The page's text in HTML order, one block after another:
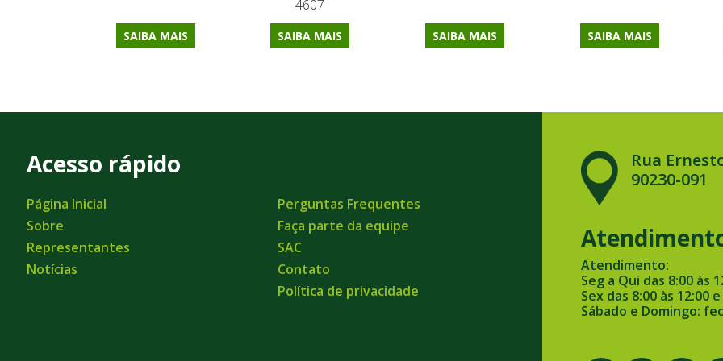
SAIBA MAIS
4607
SAIBA MAIS SAIBA MAIS SAIBA MAIS
Acesso rápido
Página Inicial
Sobre
Representantes
Notícias
Perguntas Frequentes
Faça parte da equipe
SAC
Contato
Política de privacidade
Rua
90230-091
Atendimento:
Seg a Qui das 8:00 às
Sex das 8:00 às 12:00
Sábado e Domingo: